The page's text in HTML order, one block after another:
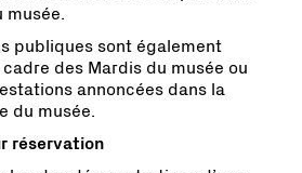
musée.
publiques sont également
des Mardis du musée ou
annoncées dans la
du musée.
réservation